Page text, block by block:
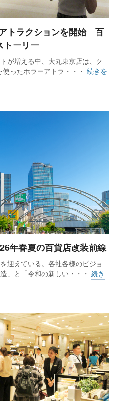
トラクションを開始 百
トーリー
が増える中、大丸東京店は、ク
ったホラーアトラ・・・ 続きを
年春夏の百貨店改装前線
迎えている。各社各様のビジョ
」と「令和の新しい・・・ 続き